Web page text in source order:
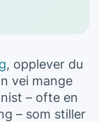
, opplever du
vei mange
– ofte en
– som stiller